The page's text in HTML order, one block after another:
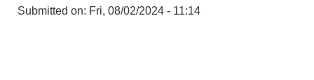
Submitted on: Fri, 08/02/2024 - 11:14